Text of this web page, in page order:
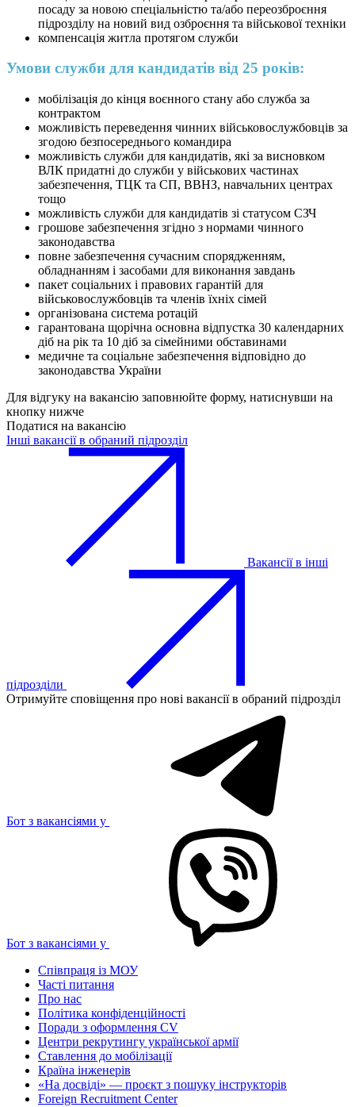
посаду за новою спеціальністю та/або переозброєння
підрозділу на новий вид озброєння та військової техніки
компенсація житла протягом служби
Умови служби для кандидатів від 25 років:
мобілізація до кінця воєнного стану або служба за
контрактом
можливість переведення чинних військовослужбовців за
згодою безпосереднього командира
можливість служби для кандидатів, які за висновком
ВЛК придатні до служби у військових частинах
забезпечення, ТЦК та СП, ВВНЗ, навчальних центрах
тощо
можливість служби для кандидатів зі статусом СЗЧ
грошове забезпечення згідно з нормами чинного
законодавства
повне забезпечення сучасним спорядженням,
обладнанням і засобами для виконання завдань
пакет соціальних і правових гарантій для
військовослужбовців та членів їхніх сімей
організована система ротацій
гарантована щорічна основна відпустка 30 календарних
діб на рік та 10 діб за сімейними обставинами
медичне та соціальне забезпечення відповідно до
законодавства України
Для відгуку на вакансію заповнюйте форму, натиснувши на
кнопку нижче
Податися на вакансію
Інші вакансії в обраний підрозділ
Вакансії в інші
підрозділи
Отримуйте сповіщення про нові вакансії в обраний підрозділ
Бот з вакансіями у
Бот з вакансіями у
Співпраця із МОУ
Часті питання
Про нас
Політика конфіденційності
Поради з оформлення CV
Центри рекрутингу української армії
Ставлення до мобілізації
Країна інженерів
«На досвіді» — проєкт з пошуку інструкторів
Foreign Recruitment Center